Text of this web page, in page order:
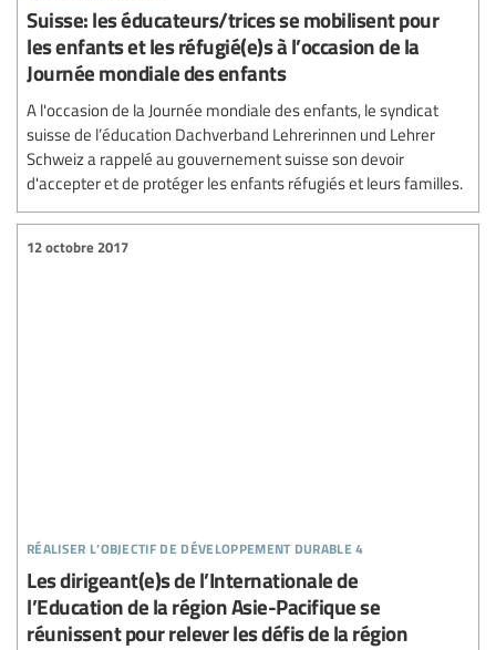
Suisse: les éducateurs/trices se mobilisent pour
les enfants et les réfugié(e)s à l’occasion de la
Journée mondiale des enfants
A l'occasion de la Journée mondiale des enfants, le syndicat
suisse de l’éducation Dachverband Lehrerinnen und Lehrer
Schweiz a rappelé au gouvernement suisse son devoir
d'accepter et de protéger les enfants réfugiés et leurs familles.
réaliser l’objectif de développement durable 4
12 octobre 2017
Les dirigeant(e)s de l’Internationale de
l’Education de la région Asie-Pacifique se
réunissent pour relever les défis de la région